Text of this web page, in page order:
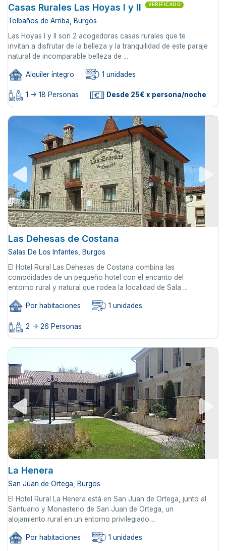
Casas Rurales Las Hoyas I y II VERIFICADO
Tolbaños de Arriba, Burgos
Las Hoyas I y II son 2 acogedoras casas rurales que te
invitan a disfrutar de la belleza y la tranquilidad de este paraje
natural de incomparable belleza de ...
Alquiler íntegro 1 unidades
1 -> 18 Personas Desde 25€ x persona/noche
Las Dehesas de Costana
Salas De Los Infantes, Burgos
El Hotel Rural Las Dehesas de Costana combina las
comodidades de un pequeño hotel con el encanto del
entorno rural y natural que rodea la localidad de Sala ...
Por habitaciones 1 unidades
2 -> 26 Personas
La Henera
San Juan de Ortega, Burgos
El Hotel Rural La Henera está en San Juan de Ortega, junto al
Santuario y Monasterio de San Juan de Ortega, un
alojamiento rural en un entorno privilegiado ...
Por habitaciones 1 unidades